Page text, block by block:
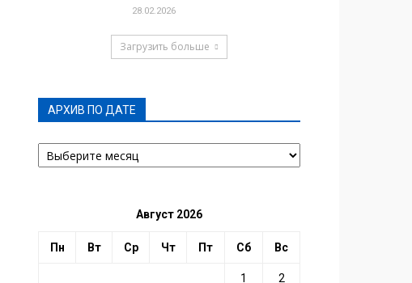
28.02.2026
Загрузить больше
АРХИВ ПО ДАТЕ
АРХИВ
ПО
Август 2026
Пн Вт Ср Чт Пт Сб Вс
1 2